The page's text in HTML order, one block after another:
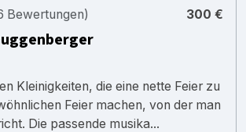
Bewertungen) 300 €
Kleinigkeiten, die eine nette Feier zu
Feier machen, von der man
Die passende musika...